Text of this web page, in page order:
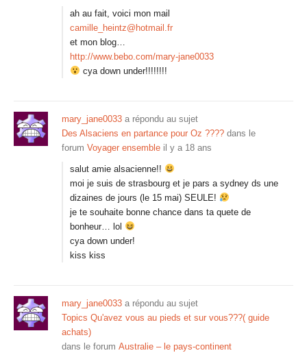
ah au fait, voici mon mail
camille_heintz@hotmail.fr
et mon blog…
http://www.bebo.com/mary-jane0033
cya down under!!!!!!!!
mary_jane0033 a répondu au sujet
Des Alsaciens en partance pour Oz ???? dans le
forum Voyager ensemble il y a 18 ans
salut amie alsacienne!!
moi je suis de strasbourg et je pars a sydney ds une
dizaines de jours (le 15 mai) SEULE!
je te souhaite bonne chance dans ta quete de
bonheur… lol
cya down under!
kiss kiss
mary_jane0033 a répondu au sujet
Topics Qu'avez vous au pieds et sur vous???( guide
achats)
dans le forum Australie – le pays-continent